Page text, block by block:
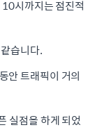
시까지는 점진적
습니다.
안 트래픽이 거의
실점을 하게 되었